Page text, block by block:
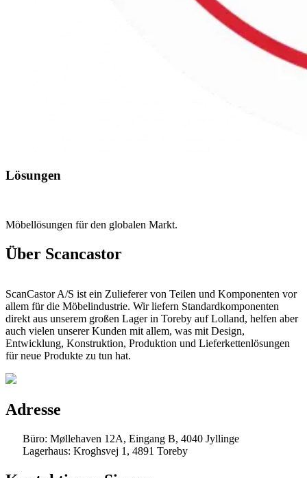
Lösungen
Möbellösungen für den globalen Markt.
Über Scancastor
ScanCastor A/S ist ein Zulieferer von Teilen und Komponenten vor
allem für die Möbelindustrie. Wir liefern Standardkomponenten
direkt aus unserem großen Lager in Toreby auf Lolland, helfen aber
auch vielen unserer Kunden mit allem, was mit Design,
Entwicklung, Konstruktion, Produktion und Lieferkettenlösungen
für neue Produkte zu tun hat.
Adresse
Büro: Møllehaven 12A, Eingang B, 4040 Jyllinge
Lagerhaus: Kroghsvej 1, 4891 Toreby